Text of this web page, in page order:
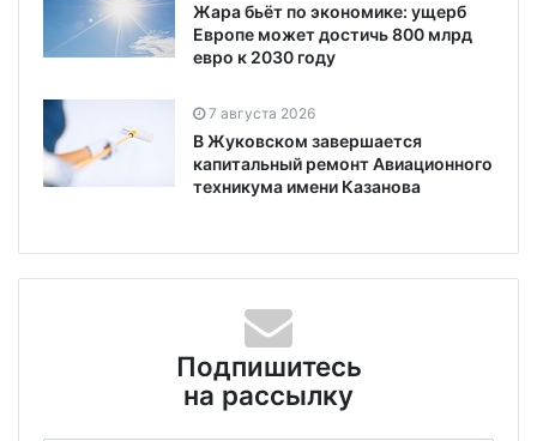
Жара бьёт по экономике: ущерб
Европе может достичь 800 млрд
евро к 2030 году
7 августа 2026
В Жуковском завершается
капитальный ремонт Авиационного
техникума имени Казанова
Подпишитесь
на рассылку